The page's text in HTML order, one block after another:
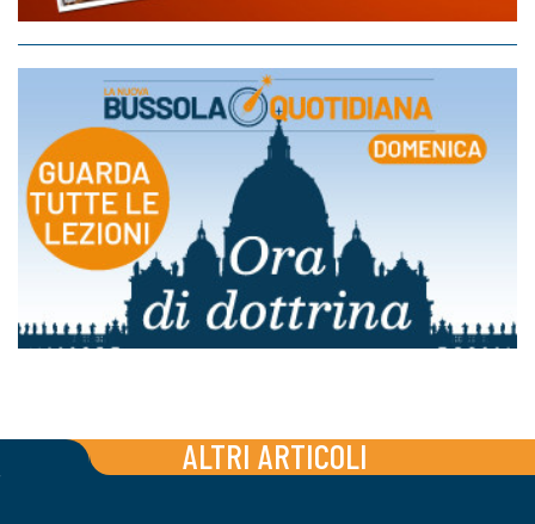
ALTRI ARTICOLI